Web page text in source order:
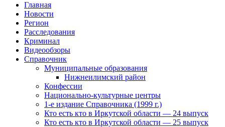
Главная
Новости
Регион
Расследования
Криминал
Видеообзоры
Справочник
Муниципальные образования
Нижнеилимский район
Конфессии
Национально-культурные центры
1-е издание Справочника (1999 г.)
Кто есть кто в Иркутской области — 24 выпуск
Кто есть кто в Иркутской области — 25 выпуск